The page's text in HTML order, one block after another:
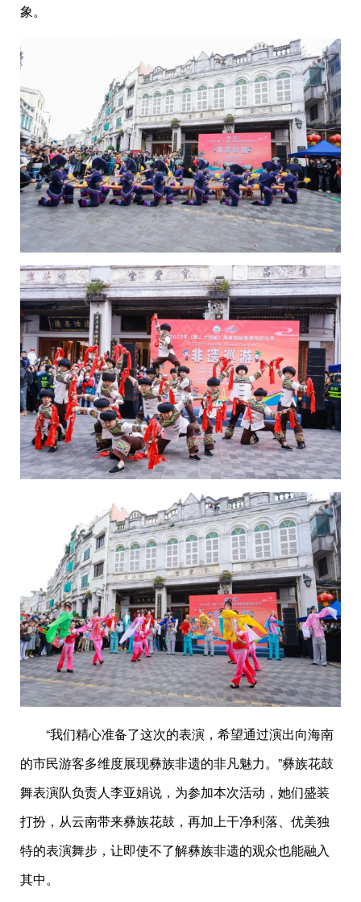
象。
“我们精心准备了这次的表演，希望通过演出向海南
的市民游客多维度展现彝族非遗的非凡魅力。”彝族花鼓
舞表演队负责人李亚娟说，为参加本次活动，她们盛装
打扮，从云南带来彝族花鼓，再加上干净利落、优美独
特的表演舞步，让即使不了解彝族非遗的观众也能融入
其中。